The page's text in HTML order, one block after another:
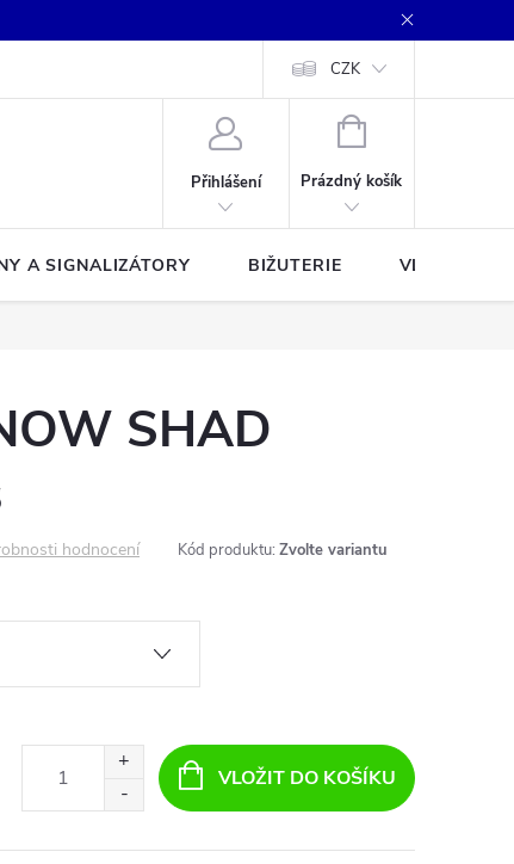
CZK
Přihlášení
NÁKUPNÍ
Prázdný košík
A SIGNALIZÁTORY BIŽUTERIE VLASCE A
SHAD
hodnocení Kód produktu: Zvolte variantu
VLOŽIT DO KOŠÍKU